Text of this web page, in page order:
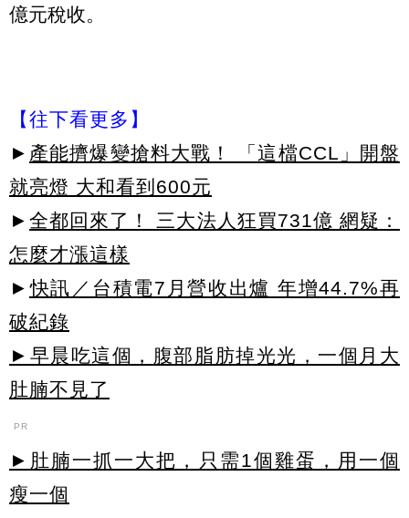
億元稅收。
【往下看更多】
► 產能擠爆變搶料大戰！ 「這檔CCL」開盤
就亮燈 大和看到600元
► 全都回來了！ 三大法人狂買731億 網疑：
怎麼才漲這樣
► 快訊／台積電7月營收出爐 年增44.7%再
破紀錄
►早晨吃這個，腹部脂肪掉光光，一個月大
肚腩不見了
PR
►肚腩一抓一大把，只需1個雞蛋，用一個
瘦一個